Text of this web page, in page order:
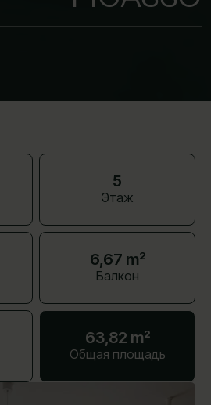
5
Этаж
6,67 m²
Балкон
63,82 m²
Общая площадь